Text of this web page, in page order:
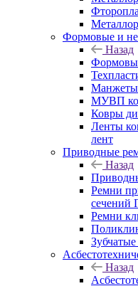
Формовые и
Назад
Манжеты
МУВП
Ковры
Ленты
лент
Приводные
Назад
Ремни
сечений
Ремни
Назад